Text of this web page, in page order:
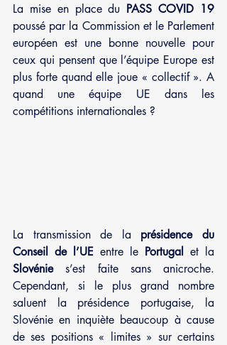
La mise en place du PASS COVID 19
poussé par la Commission et le Parlement
européen est une bonne nouvelle pour
ceux qui pensent que l’équipe Europe est
plus forte quand elle joue « collectif ». A
quand une équipe UE dans les
compétitions internationales ?
La transmission de la présidence du
Conseil de l’UE entre le Portugal
Slovénie s’est faite sans anicroche.
Cependant, si le plus grand nombre
saluent la présidence portugaise, la
Slovénie en inquiète beaucoup à cause
de ses positions « limites » sur certains